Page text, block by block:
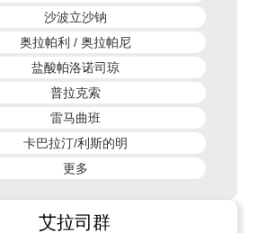
沙波立沙钠
奥拉帕利 / 奥拉帕尼
盐酸帕洛诺司琼
普拉克索
雷马曲班
卡巴拉汀/利斯的明
更多
艾拉司群